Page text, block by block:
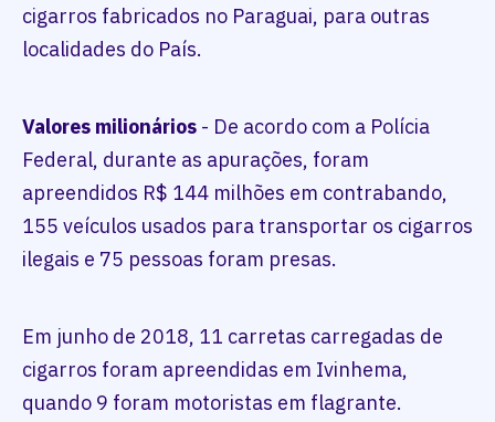
cigarros fabricados no Paraguai, para outras
localidades do País.
Valores milionários - De acordo com a Polícia
Federal, durante as apurações, foram
apreendidos R$ 144 milhões em contrabando,
155 veículos usados para transportar os cigarros
ilegais e 75 pessoas foram presas.
Em junho de 2018, 11 carretas carregadas de
cigarros foram apreendidas em Ivinhema,
quando 9 foram motoristas em flagrante.